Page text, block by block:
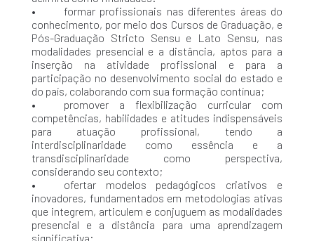
• formar profissionais nas diferentes áreas do
conhecimento, por meio dos Cursos de Graduação, e
Pós-Graduação Stricto Sensu e Lato Sensu, nas
modalidades presencial e a distância, aptos para a
inserção na atividade profissional e para a
participação no desenvolvimento social do estado e
do país, colaborando com sua formação contínua;
• promover a flexibilização curricular com
competências, habilidades e atitudes indispensáveis
para atuação profissional, tendo a
interdisciplinaridade como essência e a
transdisciplinaridade como perspectiva,
considerando seu contexto;
• ofertar modelos pedagógicos criativos e
inovadores, fundamentados em metodologias ativas
que integrem, articulem e conjuguem as modalidades
presencial e a distância para uma aprendizagem
significativa;